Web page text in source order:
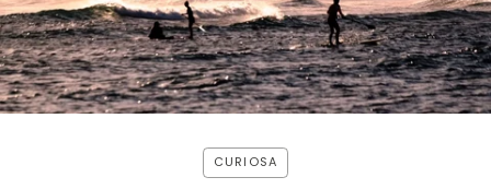
CURIOSA